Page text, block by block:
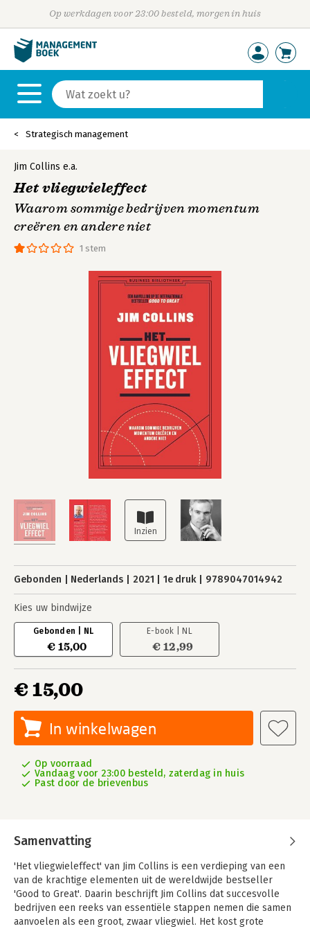
Op werkdagen voor 23:00 besteld, morgen in huis
Strategisch management
1 stem
Jim Collins e.a.
Het vliegwieleffect
Waarom sommige bedrijven momentum
creëren en andere niet
Gebonden Nederlands 2021 1e druk 9789047014942
Kies uw bindwijze
Gebonden | NL
€ 15,00
E-book | NL
€ 12,99
€ 15,00
In winkelwagen
Op voorraad
Vandaag voor 23:00 besteld, zaterdag in huis
Past door de brievenbus
Samenvatting
'Het vliegwieleffect' van Jim Collins is een verdieping van een
van de krachtige elementen uit de wereldwijde bestseller
'Good to Great'. Daarin beschrijft Jim Collins dat succesvolle
bedrijven een reeks van essentiële stappen nemen die samen
aanvoelen als een groot, zwaar vliegwiel. Het kost grote